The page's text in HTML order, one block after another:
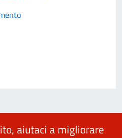
aiutaci a migliorare